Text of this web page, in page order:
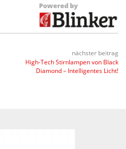
Powered by
nächster beitrag
High-Tech Stirnlampen von Black
Diamond – Intelligentes Licht!